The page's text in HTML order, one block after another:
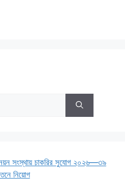
সংস্থায় চাকরির সুযোগ ২০২৬—৩৯
নিয়োগ